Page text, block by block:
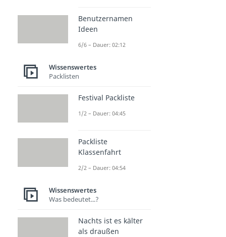
Benutzernamen
Ideen
6/6 – Dauer: 02:12
Wissenswertes
Packlisten
Festival Packliste
1/2 – Dauer: 04:45
Packliste
Klassenfahrt
2/2 – Dauer: 04:54
Wissenswertes
Was bedeutet...?
Nachts ist es kälter
als draußen